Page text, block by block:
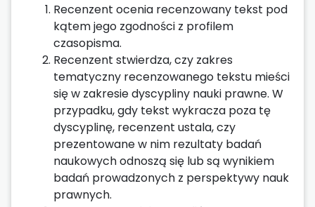
Recenzent ocenia recenzowany tekst pod
kątem jego zgodności z profilem
czasopisma.
Recenzent stwierdza, czy zakres
tematyczny recenzowanego tekstu mieści
się w zakresie dyscypliny nauki prawne. W
przypadku, gdy tekst wykracza poza tę
dyscyplinę, recenzent ustala, czy
prezentowane w nim rezultaty badań
naukowych odnoszą się lub są wynikiem
badań prowadzonych z perspektywy nauk
prawnych.